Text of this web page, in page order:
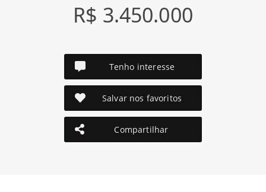
R$ 3.450.000
Tenho interesse
Salvar nos favoritos
Compartilhar